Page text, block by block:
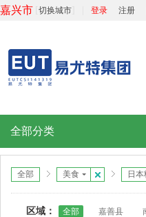
嘉兴市 切换城市 登录 注册
全部分类
全部 美食 日本
区域： 全部 嘉善县